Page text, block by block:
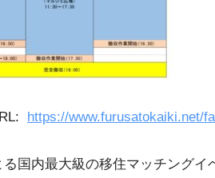
https://www.furusatokaiki.net/
る国内最大級の移住マッチングイ